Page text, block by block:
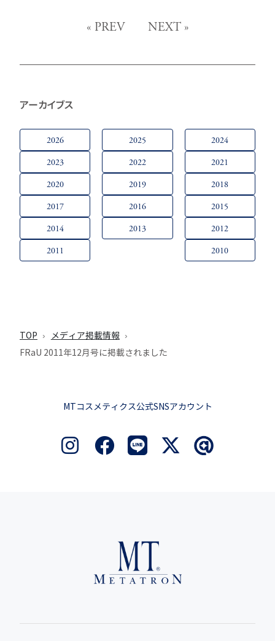
« PREV NEXT»
アーカイブス
2026 2025
2024
2023
2022
2021
2020
2019
2018
2017
2016
2015
2014
2013
2012
2011
2010
TOP
メディア掲載情報
FRaU 2011年12月号に掲載されました
MTコスメティクス公式SNSアカウント